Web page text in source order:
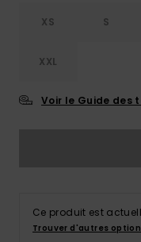
XS S
XXL
Voir le Guide des
Ce produit est
Trouver d'autres